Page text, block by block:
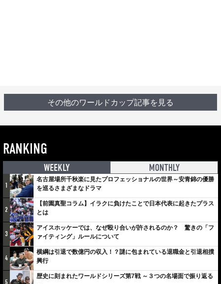
その他のワールドカップ記事を見る
RANKING
WEEKLY MONTHLY
1
名古屋場所千秋楽に見たプロフェッショナルの世界～安青錦の優勝
を巡るさまざまなドラマ
2
【前園真聖コラム】イラクに負けたことで日本代表に起きたプラス
とは
3
アイスホッケーでは、なぜ殴り合いが許されるのか？ 驚きの「フ
ァイティング」ルールについて
4
横綱は引退で数億円の収入！？謎に包まれている退職金と引退相撲
興行
歴史に刻まれたワールドシリーズ第7戦 ～３つの名場面で振り返る